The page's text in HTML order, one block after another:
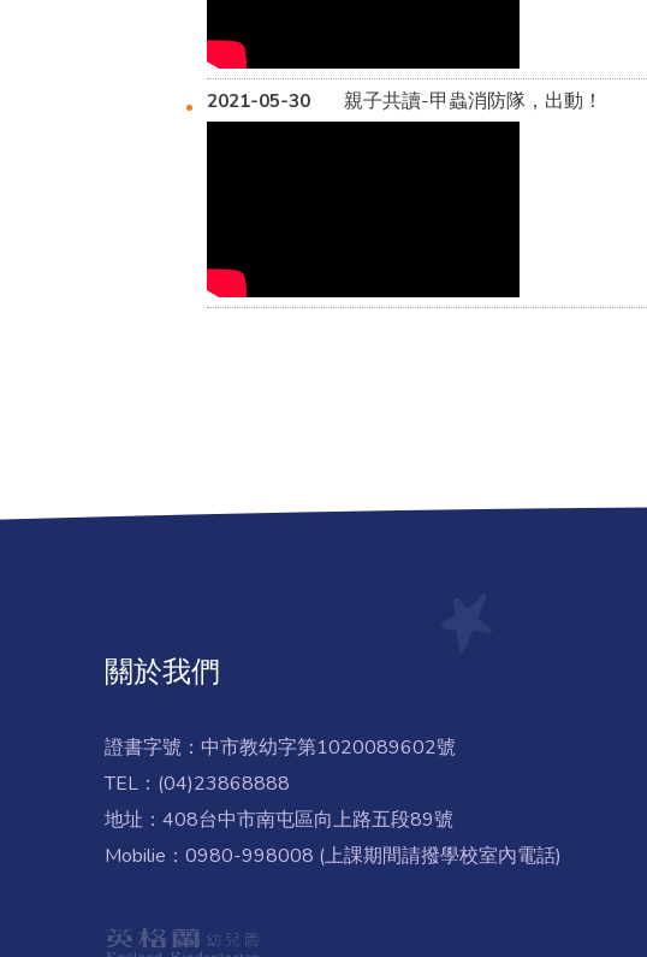
2021-05-30 親子共讀-甲蟲消防隊，出動！
關於我們
證書字號：中市教幼字第1020089602號
TEL：(04)23868888
地址：408台中市南屯區向上路五段89號
Mobilie：0980-998008 (上課期間請撥學校室內電話)